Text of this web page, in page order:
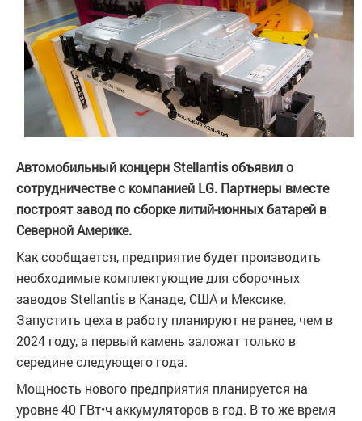
Автомобильный концерн Stellantis объявил о
сотрудничестве с компанией LG. Партнеры вместе
построят завод по сборке литий-ионных батарей в
Северной Америке.
Как сообщается, предприятие будет производить
необходимые комплектующие для сборочных
заводов Stellantis в Канаде, США и Мексике.
Запустить цеха в работу планируют не ранее, чем в
2024 году, а первый камень заложат только в
середине следующего года.
Мощность нового предприятия планируется на
уровне 40 ГВт•ч аккумуляторов в год. В то же время